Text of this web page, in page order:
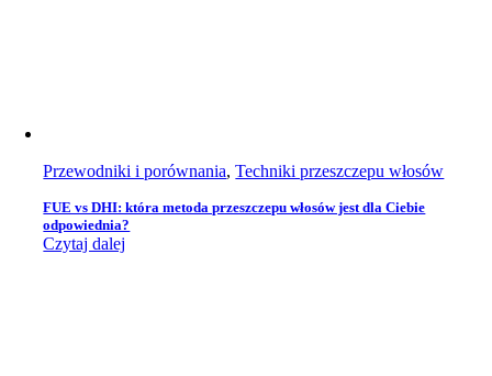
Przewodniki i porównania,Techniki przeszczepu włosów
FUE vs DHI: która metoda przeszczepu włosów jest dla Ciebie
odpowiednia?
Czytaj dalej